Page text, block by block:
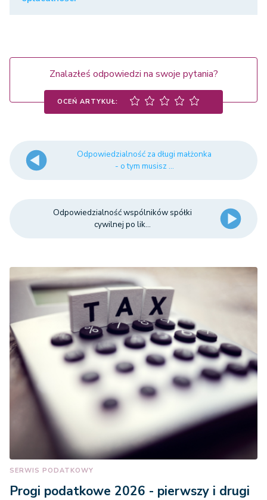
Znalazłeś odpowiedzi na swoje pytania?
OCEŃ ARTYKUŁ:
Odpowiedzialność za długi małżonka
- o tym musisz ...
Odpowiedzialność wspólników spółki
cywilnej po lik...
SERWIS PODATKOWY
Progi podatkowe 2026 - pierwszy i drugi